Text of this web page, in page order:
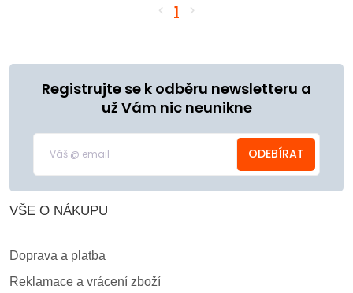
1
Registrujte se k odběru newsletteru a
už Vám nic neunikne
ODEBÍRAT
VŠE O NÁKUPU
Doprava a platba
Reklamace a vrácení zboží